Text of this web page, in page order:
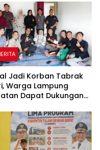
Jadi Korban Tabrak
Warga Lampung
Dapat Dukungan